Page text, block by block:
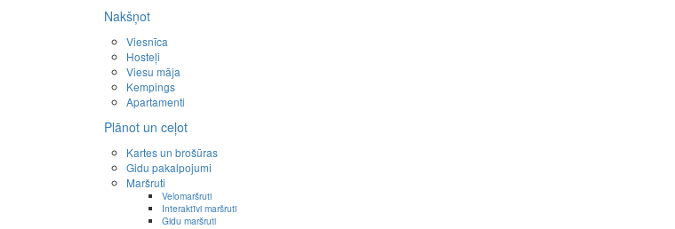
Nakšņot
Viesnīca
Hosteļi
Viesu māja
Kempings
Apartamenti
Plānot un ceļot
Kartes un brošūras
Gidu pakalpojumi
Maršruti
Velomaršruti
Interaktīvi maršruti
Gidu maršruti